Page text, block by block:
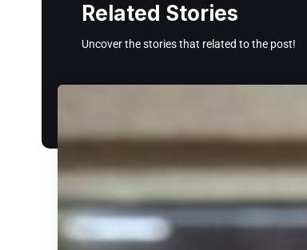
Related Stories
Uncover the stories that related to the post!